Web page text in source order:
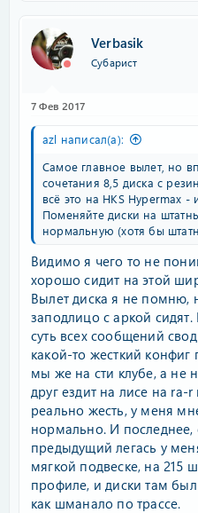
Verbasik
Субарист
7 Фев 2017
azl написал(а):
Самое главное вылет, но
сочетания 8,5 диска с
всё это на HKS Hypermax -
Поменяйте диски на
нормальную (хотя бы
Видимо я чего то не
хорошо сидит на этой
Вылет диска я не помню,
заподлицо с аркой
суть всех сообщений
какой-то жесткий конфиг
мы же на сти клубе, а не
друг ездит на лисе на ra-
реально жесть, у меня
нормально. И
предыдущий легась у
мягкой подвеске, на 215
профиле, и диски там
как шманало по трассе.